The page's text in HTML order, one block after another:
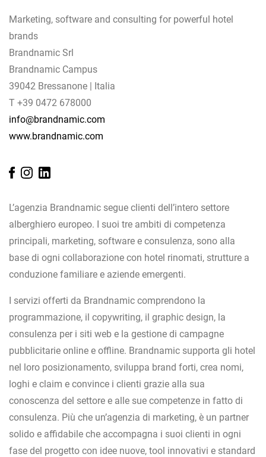
Marketing, software and consulting for powerful hotel
brands
Brandnamic Srl
Brandnamic Campus
39042 Bressanone | Italia
T +39 0472 678000
info@brandnamic.com
www.brandnamic.com
L’agenzia Brandnamic segue clienti dell’intero settore
alberghiero europeo. I suoi tre ambiti di competenza
principali, marketing, software e consulenza, sono alla
base di ogni collaborazione con hotel rinomati, strutture a
conduzione familiare e aziende emergenti.
I servizi offerti da Brandnamic comprendono la
programmazione, il copywriting, il graphic design, la
consulenza per i siti web e la gestione di campagne
pubblicitarie online e offline. Brandnamic supporta gli hotel
nel loro posizionamento, sviluppa brand forti, crea nomi,
loghi e claim e convince i clienti grazie alla sua
conoscenza del settore e alle sue competenze in fatto di
consulenza. Più che un’agenzia di marketing, è un partner
solido e affidabile che accompagna i suoi clienti in ogni
fase del progetto con idee nuove, tool innovativi e standard